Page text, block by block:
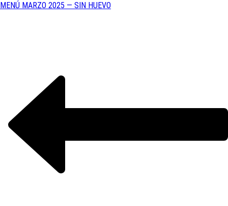
MENÚ MARZO 2025 — SIN HUEVO